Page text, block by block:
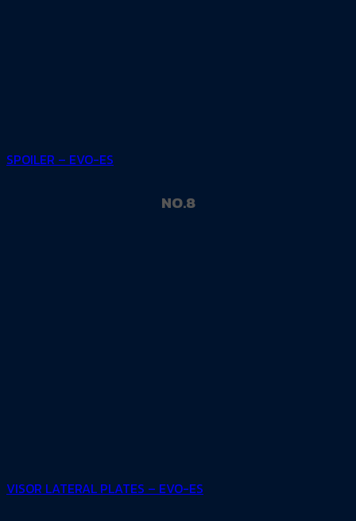
SPOILER – EVO-ES
NO.8
VISOR LATERAL PLATES – EVO-ES